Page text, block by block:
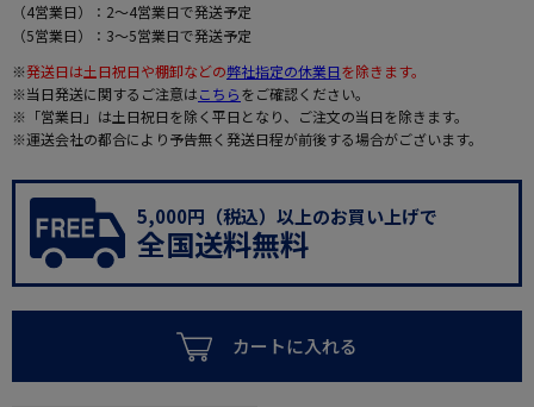
（4営業日）：2～4営業日で発送予定
（5営業日）：3～5営業日で発送予定
※発送日は土日祝日や棚卸などの弊社指定の休業日を除きます。
※当日発送に関するご注意はこちらをご確認ください。
※「営業日」は土日祝日を除く平日となり、ご注文の当日を除きます。
※運送会社の都合により予告無く発送日程が前後する場合がございます。
5,000円（税込）以上のお買い上げで
全国送料無料
カートに入れる